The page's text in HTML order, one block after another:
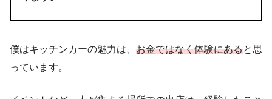
僕はキッチンカーの魅力は、 お金ではなく体験にあると思
っています。